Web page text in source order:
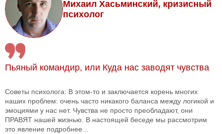
Михаил Хасьминский, кризисный
психолог
Пьяный командир, или Куда нас заводят чувства
Советы психолога: В этом-то и заключается корень многих
наших проблем: очень часто никакого баланса между логикой и
эмоциями у нас нет. Чувства не просто преобладают, они
ПРАВЯТ нашей жизнью. В настоящей беседе мы рассмотрим
это явление подробнее...